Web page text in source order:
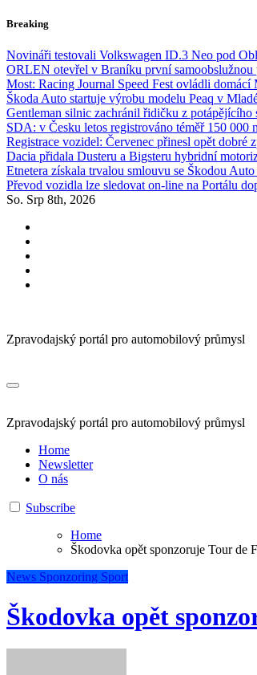
Skip
content
Breaking
Novináři testovali Volkswagen ID.3 Neo pod
ORLEN otevřel v Braníku první samoobslužnou
Most: Racing Journal Speed Fest ovládli
Škoda Auto startuje výrobu modelu Peaq v
Gentleman silnic zachránil řidičku z potápějícího
SDA: v Česku letos registrováno téměř 150 000
Registrace vozidel: Červenec přinesl opět dobré
Dacia přidala Dusteru a Bigsteru hybridní
Etnetera získala trvalou smlouvu se Škodou
Převod vozidla lze sledovat on-line na Portálu
So. Srp 8th, 2026
Zpravodajský portál pro automobilový průmysl
Zpravodajský portál pro automobilový průmysl
Home
Newsletter
O nás
Subscribe
Home
Škodovka opět sponzoruje Tour de
News Sponzoring Sport
Škodovka opět